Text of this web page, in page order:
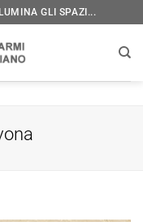
GLI SPAZI...